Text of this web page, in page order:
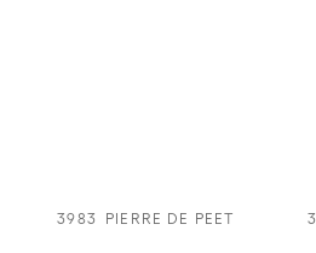
3983 PIERRE DE PEET